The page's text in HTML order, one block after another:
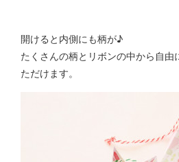
開けると内側にも柄が♪
たくさんの柄とリボンの中から自
ただけます。